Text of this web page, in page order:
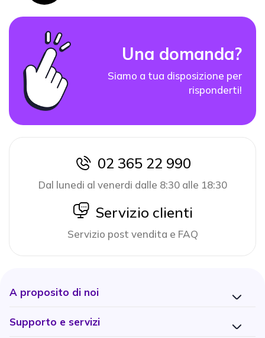
Una domanda?
Siamo a tua disposizione per
risponderti!
icon
02 365 22 990
Dal lunedi al venerdi dalle 8:30 alle 18:30
icon
Servizio clienti
Servizio post vendita e FAQ
A proposito di noi
Supporto e servizi